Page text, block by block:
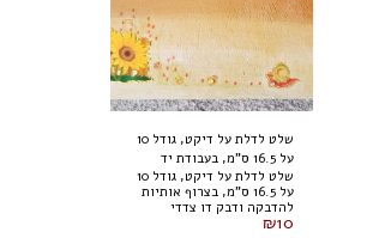
שלט לדלת על דיקט, גודל 10
על 16.5 ס"מ, בעבודת יד
שלט לדלת על דיקט, גודל 10
על 16.5 ס"מ, בצרוף אותיות
להדבקה ודבק דו צדדי
₪10